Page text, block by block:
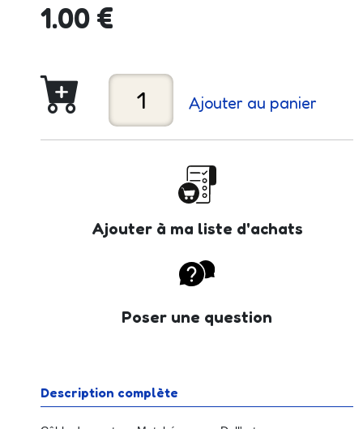
1.00 €
Ajouter au panier
Ajouter à ma liste d'achats
Poser une question
Description complète